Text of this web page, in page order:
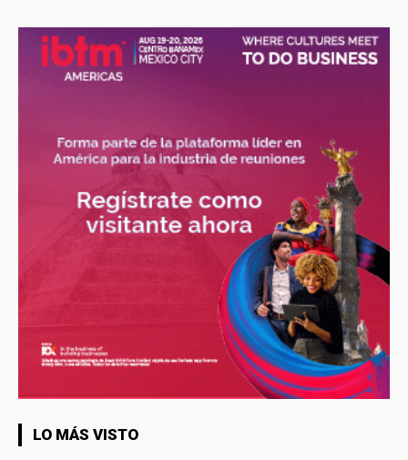
LO MÁS VISTO